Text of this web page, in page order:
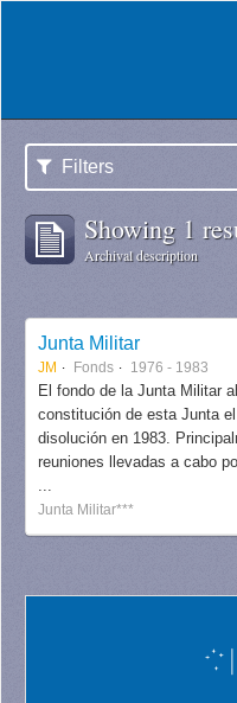
Filters
Showing 1
Archival description
Junta Militar
JM Fonds 1976 - 1983
El fondo de la Junta Militar
constitución de esta Junta
disolución en 1983.
reuniones llevadas a cabo
...
Junta Militar***